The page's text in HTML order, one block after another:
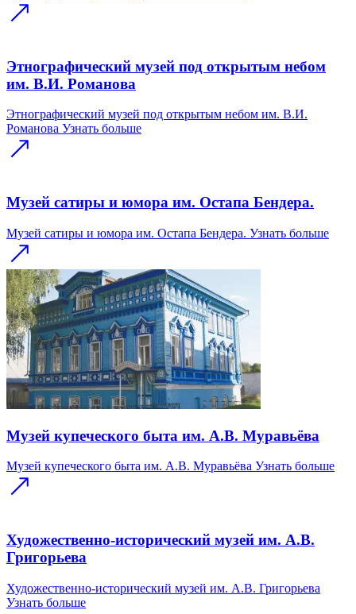
Этнографический музей под открытым небом
им. В.И. Романова
Этнографический музей под открытым небом им. В.И.
Романова Узнать больше
Музей сатиры и юмора им. Остапа Бендера.
Музей сатиры и юмора им. Остапа Бендера. Узнать больше
Музей купеческого быта им. А.В. Муравьёва
Музей купеческого быта им. А.В. Муравьёва Узнать больше
Художественно-исторический музей им. А.В.
Григорьева
Художественно-исторический музей им. А.В. Григорьева
Узнать больше